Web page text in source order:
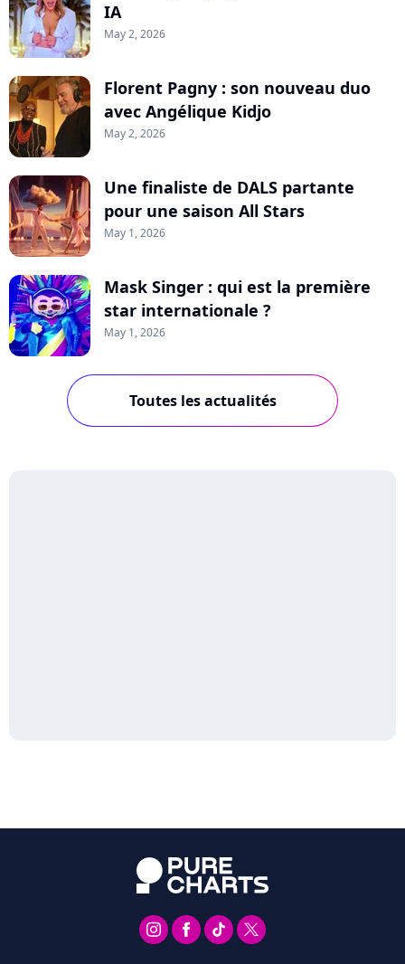
IA
May 2, 2026
Florent Pagny : son nouveau duo
avec Angélique Kidjo
May 2, 2026
Une finaliste de DALS partante
pour une saison All Stars
May 1, 2026
Mask Singer : qui est la première
star internationale ?
May 1, 2026
Toutes les actualités